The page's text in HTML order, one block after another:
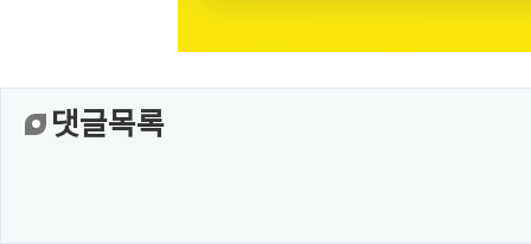
댓글목록